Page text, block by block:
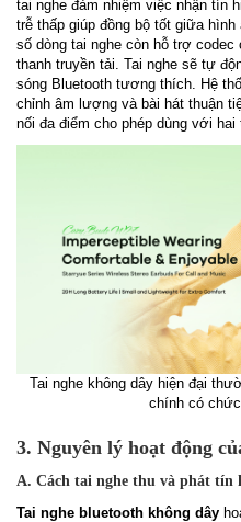
tai nghe đảm nhiệm việc nhận tín
trễ thấp giúp đồng bộ tốt giữa
số dòng tai nghe còn hỗ trợ
thanh truyền tải. Tai nghe sẽ tự
sóng Bluetooth tương thích. Hệ
chỉnh âm lượng và bài hát thuận
nối đa điểm cho phép dùng với hai
Tai nghe không dây hiện đại
chính có chức
3. Nguyên lý hoạt động
A. Cách tai nghe thu và phát tín
Tai nghe bluetooth không dây